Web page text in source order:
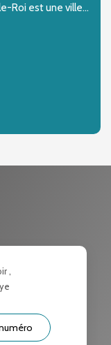
Roi est une ville...
CRÈCHES
,